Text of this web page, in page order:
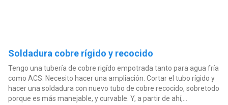
Soldadura cobre rígido y recocido
Tengo una tubería de cobre rigído empotrada tanto para agua fría
como ACS. Necesito hacer una ampliación. Cortar el tubo rígido y
hacer una soldadura con nuevo tubo de cobre recocido, sobretodo
porque es más manejable, y curvable. Y, a partir de ahí,...